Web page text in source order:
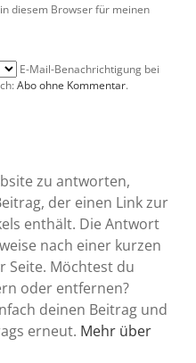
diesem Browser für meinen
E-Mail-Benachrichtigung bei
Abo ohne Kommentar.
zu antworten,
der einen Link zur
enthält. Die Antwort
nach einer kurzen
Seite. Möchtest du
oder entfernen?
deinen Beitrag und
erneut. Mehr über